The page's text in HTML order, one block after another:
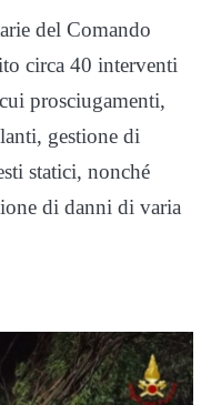
del Comando
circa 40 interventi
prosciugamenti,
gestione di
statici, nonché
di danni di varia